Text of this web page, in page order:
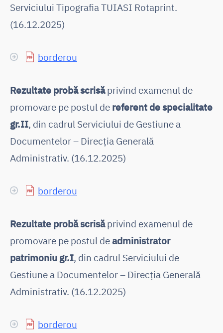
Serviciului Tipografia TUIASI Rotaprint.
(16.12.2025)
borderou
Rezultate probă scrisăprivind examenul de
promovare pe postul de referent de specialitate
gr.II, din cadrul Serviciului de Gestiune a
Documentelor – Direcția Generală
Administrativ. (16.12.2025)
borderou
Rezultate probă scrisăprivind examenul de
promovare pe postul deadministrator
patrimoniu gr.I, din cadrul Serviciului de
Gestiune a Documentelor – Direcția Generală
Administrativ. (16.12.2025)
borderou